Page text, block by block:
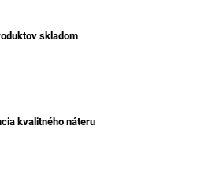
skladom
kvalitného náteru